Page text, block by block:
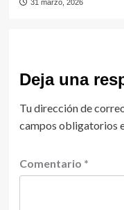
31 marzo, 2026
Deja una
Tu dirección de
campos obligatorios
Comentario *